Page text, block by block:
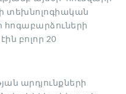
տեխնոլոգիական
բոլոր 20
արդյունքների